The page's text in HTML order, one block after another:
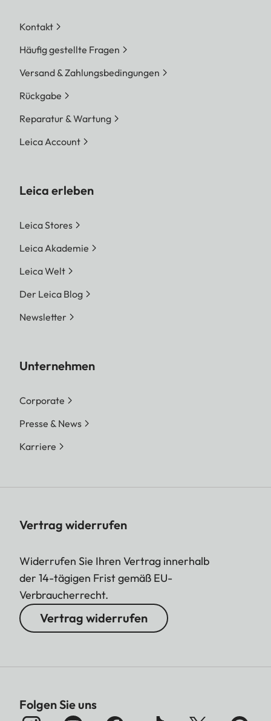
Kontakt
Häufig gestellte Fragen
Versand & Zahlungsbedingungen
Rückgabe
Reparatur & Wartung
Leica Account
Leica erleben
Leica Stores
Leica Akademie
Leica Welt
Der Leica Blog
Newsletter
Unternehmen
Corporate
Presse & News
Karriere
Vertrag widerrufen
Widerrufen Sie Ihren Vertrag innerhalb
der 14-tägigen Frist gemäß EU-
Verbraucherrecht.
Vertrag widerrufen
Folgen Sie uns